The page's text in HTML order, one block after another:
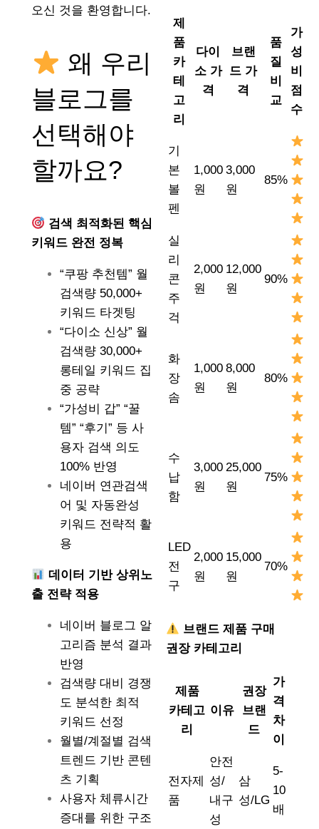
오신 것을 환영합니다.
왜 우리
블로그를
선택해야
할까요?
검색 최적화된 핵심
키워드 완전 정복
“쿠팡 추천템” 월
검색량 50,000+
키워드 타겟팅
“다이소 신상” 월
검색량 30,000+
롱테일 키워드 집
중 공략
“가성비 갑” “꿀
템” “후기” 등 사
용자 검색 의도
100% 반영
네이버 연관검색
어 및 자동완성
키워드 전략적 활
용
데이터 기반 상위노
출 전략 적용
네이버 블로그 알
고리즘 분석 결과
반영
검색량 대비 경쟁
도 분석한 최적
키워드 선정
월별/계절별 검색
트렌드 기반 콘텐
츠 기획
사용자 체류시간
증대를 위한 구조
제
품
카
테
고
리
다이
소 가
격
브랜
드 가
격
품
질
비
교
가
성
비
점
수
기
본
볼
펜
1,000
원
3,000
원
85%
실
리
콘
주
걱
2,000
원
12,000
원
90%
화
장
솜
1,000
원
8,000
원
80%
수
납
함
3,000
원
25,000
원
75%
LED
전
구
2,000
원
15,000
원
70%
브랜드 제품 구매
권장 카테고리
제품
카테고
리
이유
권장
브랜
드
가
격
차
이
전자제
품
안전
성/
내구
성
삼
성/LG
5-
10
배